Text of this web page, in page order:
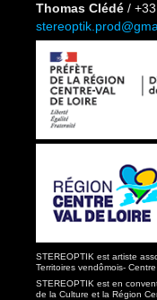
Thomas Clédé /
STEREOPTIK est artiste
Territoires vendômois-
STEREOPTIK est en
de la Culture et la Région